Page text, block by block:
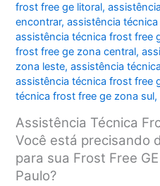
frost free ge litoral,
encontrar,assistência
assistência técnica frost free
frost free ge zona central,
zona leste,assistência
assistência técnica frost free
técnica frost free ge zona sul,
Assistência Técnica
Você está precisando
para sua Frost Free
Paulo?